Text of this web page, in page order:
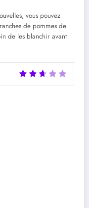
vous pouvez
de pommes de
de les blanchir avant